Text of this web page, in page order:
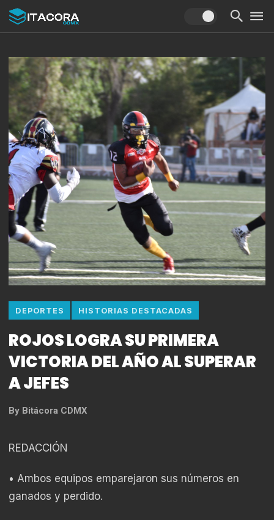
DEPORTES HISTORIAS DESTACADAS
ROJOS LOGRA SU PRIMERA
VICTORIA DEL AÑO AL SUPERAR
A JEFES
By Bitácora CDMX
REDACCIÓN
• Ambos equipos emparejaron sus números en
ganados y perdido.